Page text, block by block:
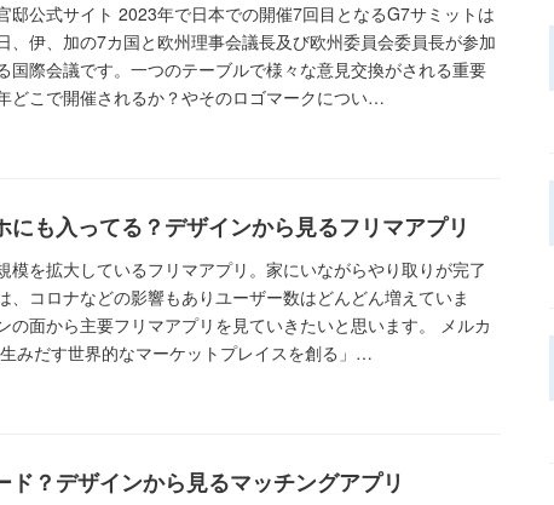
邸公式サイト 2023年で日本での開催7回目となるG7サミットは
、伊、加の7カ国と欧州理事会議長及び欧州委員会委員長が参加
国際会議です。一つのテーブルで様々な意見交換がされる重要
どこで開催されるか？やそのロゴマークについ…
にも入ってる？デザインから見るフリマアプリ
模を拡大しているフリマアプリ。家にいながらやり取りが完了
、コロナなどの影響もありユーザー数はどんどん増えていま
の面から主要フリマアプリを見ていきたいと思います。 メルカ
みだす世界的なマーケットプレイスを創る」…
ド？デザインから見るマッチングアプリ